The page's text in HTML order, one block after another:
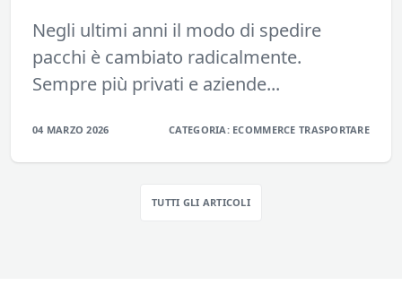
Negli ultimi anni il modo di spedire
pacchi è cambiato radicalmente.
Sempre più privati e aziende...
04 MARZO 2026 CATEGORIA: ECOMMERCE TRASPORTARE
TUTTI GLI ARTICOLI